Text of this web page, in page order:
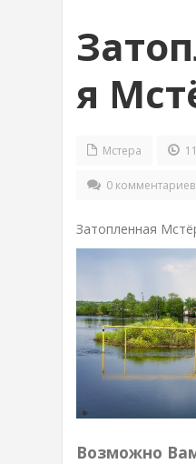
я
Мстера
0 комментариев
Затопленная
Возможно